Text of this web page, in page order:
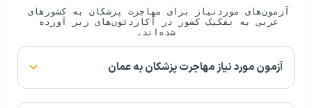
شده‌اند.
آزمون مورد نیاز مهاجرت پزشکان به عمان